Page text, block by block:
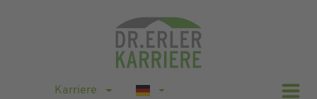
Karriere